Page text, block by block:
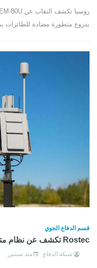
بدروع متطورة مضادة للطائرات
قسم الدفاع الجوي
Rostec تكشف عن نظام متطور لمكافحة الطائرات بدون طيار
شبكة الدفاع منذ سنتين